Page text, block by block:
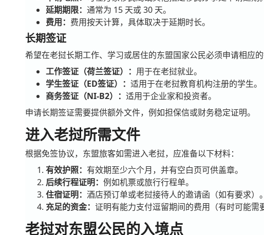
延期期限： 通常为 15 天或 30 天。
费用： 费用按天计算，具体取决于延期时长。
长期签证
希望在老挝长期工作、学习或居住的东盟国家公民必须申请相应的
工作签证（荷兰签证）： 用于在老挝就业。
学生签证（ED签证）： 适用于在老挝教育机构注册的学生。
商务签证（NI-B2）： 适用于企业家和投资者。
申请长期签证需要提供额外文件，例如担保信或财务稳定证明。
进入老挝所需文件
根据免签协议，东盟旅客如需进入老挝，应准备以下材料：
有效护照： 有效期至少六个月，并有空白页可供盖章。
后续行程证明： 例如机票或旅行行程单。
住宿证明： 酒店预订单或老挝接待人的邀请函（如有要求）。
充足的资金： 证明有能力支付逗留期间的费用（有时可能需
老挝对东盟公民的入境点